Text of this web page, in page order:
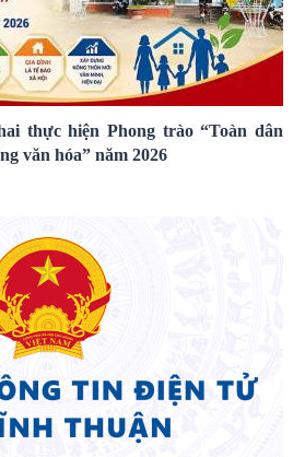
thực hiện Phong trào “Toàn dân
văn hóa” năm 2026